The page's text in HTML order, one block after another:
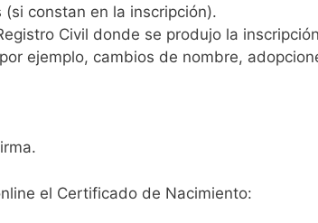
constan en la inscripción).
Civil donde se produjo la
ejemplo, cambios de nombre,
el Certificado de Nacimiento: